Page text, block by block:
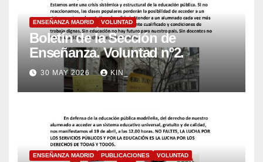
ENSEÑANZA MADRID VOLUNTAD
Boletín de la Sección de
Enseñanza. Voluntad nº2.
30 MAY 2026 KIN_
ENSEÑANZA MADRID PUBLICACIONES VOLUNTAD